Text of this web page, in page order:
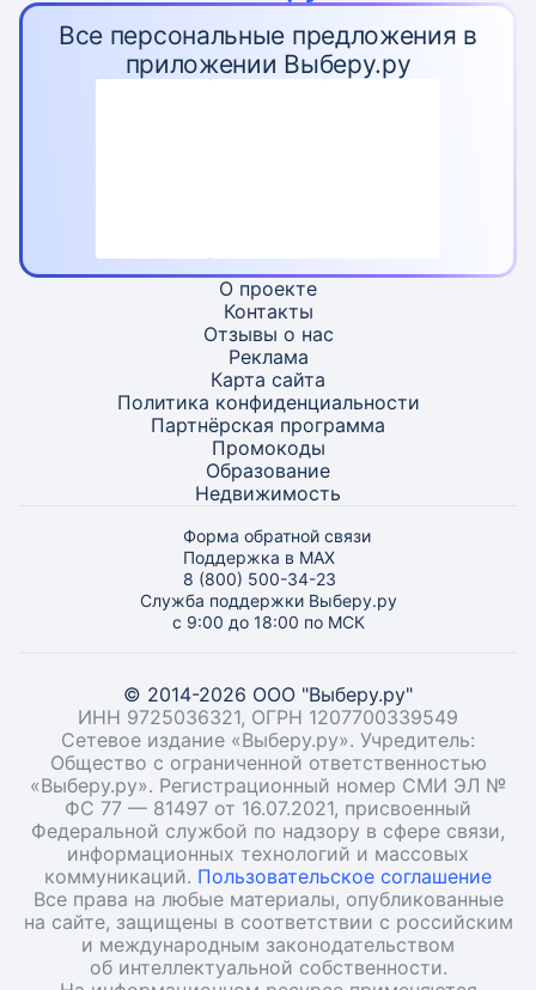
Все персональные предложения в
приложении Выберу.ру
О проекте
Контакты
Отзывы о нас
Реклама
Карта сайта
Политика конфиденциальности
Партнёрская программа
Промокоды
Образование
Недвижимость
Форма обратной связи
Поддержка в MAX
8 (800) 500-34-23
Служба поддержки Выберу.ру
с 9:00 до 18:00 по МСК
© 2014-2026 ООО "Выберу.ру"
ИНН 9725036321, ОГРН 1207700339549
Сетевое издание «Выберу.ру». Учредитель:
Общество с ограниченной ответственностью
«Выберу.ру». Регистрационный номер СМИ ЭЛ №
ФС 77 — 81497 от 16.07.2021, присвоенный
Федеральной службой по надзору в сфере связи,
информационных технологий и массовых
коммуникаций. Пользовательское соглашение
Все права на любые материалы, опубликованные
на сайте, защищены в соответствии с российским
и международным законодательством
об интеллектуальной собственности.